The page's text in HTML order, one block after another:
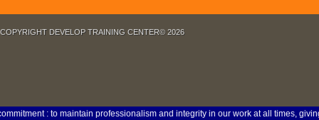
COPYRIGHT DEVELOP TRAINING CENTER© 2026
: to maintain professionalism and integrity in our work at all times, giving